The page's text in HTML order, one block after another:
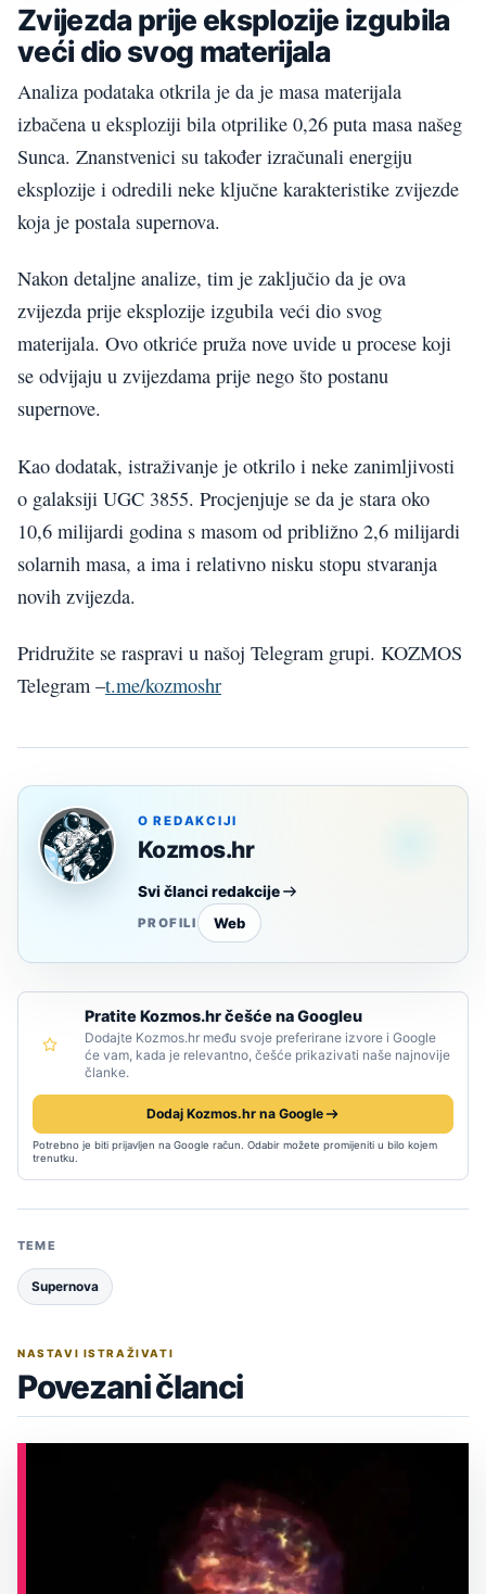
Zvijezda prije eksplozije izgubila
veći dio svog materijala
Analiza podataka otkrila je da je masa materijala
izbačena u eksploziji bila otprilike 0,26 puta masa našeg
Sunca. Znanstvenici su također izračunali energiju
eksplozije i odredili neke ključne karakteristike zvijezde
koja je postala supernova.
Nakon detaljne analize, tim je zaključio da je ova
zvijezda prije eksplozije izgubila veći dio svog
materijala. Ovo otkriće pruža nove uvide u procese koji
se odvijaju u zvijezdama prije nego što postanu
supernove.
Kao dodatak, istraživanje je otkrilo i neke zanimljivosti
o galaksiji UGC 3855. Procjenjuje se da je stara oko
10,6 milijardi godina s masom od približno 2,6 milijardi
solarnih masa, a ima i relativno nisku stopu stvaranja
novih zvijezda.
Pridružite se raspravi u našoj Telegram grupi. KOZMOS
Telegram –t.me/kozmoshr
O REDAKCIJI
Kozmos.hr
Svi članci redakcije
PROFILI Web
Pratite Kozmos.hr češće na Googleu
Dodajte Kozmos.hr među svoje preferirane izvore i Google
će vam, kada je relevantno, češće prikazivati naše najnovije
članke.
Dodaj Kozmos.hr na Google
Potrebno je biti prijavljen na Google račun. Odabir možete promijeniti u bilo kojem
trenutku.
TEME
Supernova
NASTAVI ISTRAŽIVATI
Povezani članci